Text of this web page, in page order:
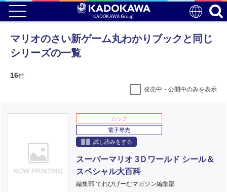
マリオのさい新ゲーム丸わかりブックと同じ
シリーズの一覧
16件
発売中・公開中のみを表示
ムック
電子専売
試し読みをする
スーパーマリオ 3Ｄワールド シール＆
スペシャル大百科
編集部 てれびげーむマガジン編集部